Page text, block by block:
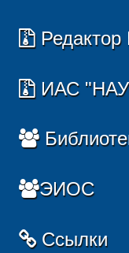
ИАС
ЭИОС
Ссылки